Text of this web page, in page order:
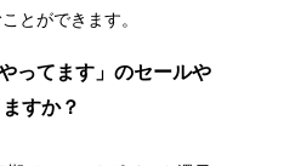
とができます。
ってます」のセールや
すか？